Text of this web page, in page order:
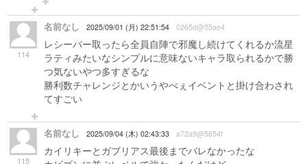
114
名前なし 2025/09/01 (月) 22:51:54 0265d@55ae4
レシーバー取ったら全員自陣で邪魔し続けてくれるか流星
ラティみたいなシンプルに意味ないキャラ取られるかで勝
つ気ないやつ多すぎるな
勝利数チャレンジとかいうやべぇイベントと掛け合わされ
てすごい
115
名前なし 2025/09/04 (木) 02:43:33 a72a9@5654f
カイリキーとガブリアス最後までバレなかったな